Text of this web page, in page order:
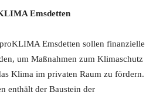
Emsdetten
Emsdetten sollen finanzielle
um Maßnahmen zum Klimaschutz
Klima im privaten Raum zu fördern.
enthält der Baustein der